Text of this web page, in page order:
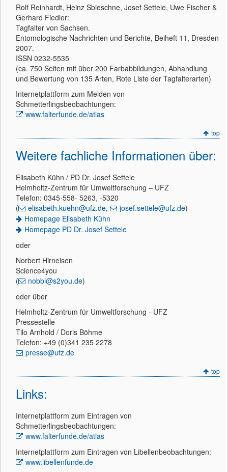
Rolf Reinhardt, Heinz Sbieschne, Josef Settele, Uwe Fischer &
Gerhard Fiedler:
Tagfalter von Sachsen.
Entomologische Nachrichten und Berichte, Beiheft 11, Dresden
2007.
ISSN 0232-5535
(ca. 750 Seiten mit über 200 Farbabbildungen, Abhandlung
und Bewertung von 135 Arten, Rote Liste der Tagfalterarten)
Internetplattform zum Melden von
Schmetterlingsbeobachtungen:
www.falterfunde.de/atlas
top
Weitere fachliche Informationen über:
Elisabeth Kühn / PD Dr. Josef Settele
Helmholtz-Zentrum für Umweltforschung – UFZ
Telefon: 0345-558- 5263, -5320
(
elisabeth.kuehn@ufz.de, josef.settele@ufz.de)
Homepage Elisabeth Kühn
Homepage PD Dr. Josef Settele
oder
Norbert Hirneisen
Science4you
(
nobbi@s2you.de)
oder über
Helmholtz-Zentrum für Umweltforschung - UFZ
Pressestelle
Tilo Arnhold / Doris Böhme
Telefon: +49 (0)341 235 2278
presse@ufz.de
top
Links:
Internetplattform zum Eintragen von
Schmetterlingsbeobachtungen:
www.falterfunde.de/atlas
Internetplattform zum Eintragen von Libellenbeobachtungen:
www.libellenfunde.de